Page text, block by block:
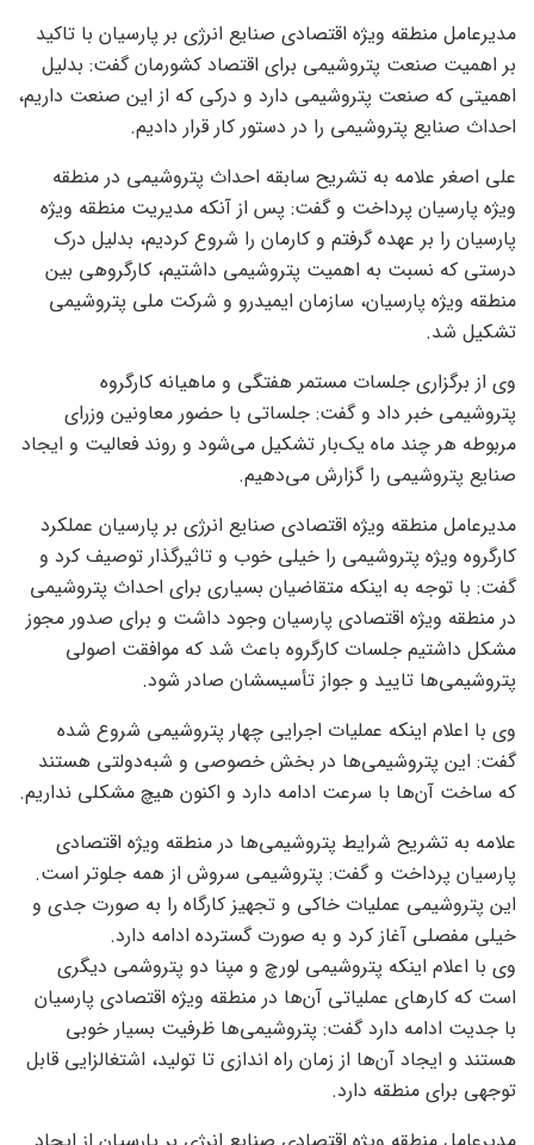
مدیرعامل منطقه ویژه اقتصادی صنایع انرژی بر پارسیان با تاکید
بر اهمیت صنعت پتروشیمی برای اقتصاد کشورمان گفت: بدلیل
اهمیتی که صنعت پتروشیمی دارد و درکی که از این صنعت داریم،
احداث صنایع پتروشیمی را در دستور کار قرار دادیم.
علی اصغر علامه به تشریح سابقه احداث پتروشیمی در منطقه
ویژه پارسیان پرداخت و گفت: پس از آنکه مدیریت منطقه ویژه
پارسیان را بر عهده گرفتم و کارمان را شروع کردیم، بدلیل درک
درستی که نسبت به اهمیت پتروشیمی داشتیم، کارگروهی بین
منطقه ویژه پارسیان، سازمان ایمیدرو و شرکت ملی پتروشیمی
تشکیل شد.
وی از برگزاری جلسات مستمر هفتگی و ماهیانه کارگروه
پتروشیمی خبر داد و گفت: جلساتی با حضور معاونین وزرای
مربوطه هر چند ماه یک‌بار تشکیل می‌شود و روند فعالیت و ایجاد
صنایع پتروشیمی را گزارش می‌دهیم.
مدیرعامل منطقه ویژه اقتصادی صنایع انرژی بر پارسیان عملکرد
کارگروه ویژه پتروشیمی را خیلی خوب و تاثیرگذار توصیف کرد و
گفت: با توجه به اینکه متقاضیان بسیاری برای احداث پتروشیمی
در منطقه ویژه اقتصادی پارسیان وجود داشت و برای صدور مجوز
مشکل داشتیم جلسات کارگروه باعث شد که موافقت اصولی
پتروشیمی‌ها تایید و جواز تأسیسشان صادر شود.
وی با اعلام اینکه عملیات اجرایی چهار پتروشیمی شروع شده
گفت: این پتروشیمی‌ها در بخش خصوصی و شبه‌دولتی هستند
که ساخت آن‌ها با سرعت ادامه دارد و اکنون هیچ مشکلی نداریم.
علامه به تشریح شرایط پتروشیمی‌ها در منطقه ویژه اقتصادی
پارسیان پرداخت و گفت: پتروشیمی سروش از همه جلوتر است.
این پتروشیمی عملیات خاکی و تجهیز کارگاه را به صورت جدی و
خیلی مفصلی آغاز کرد و به صورت گسترده ادامه دارد.
وی با اعلام اینکه پتروشیمی لورچ و مپنا دو پتروشمی دیگری
است که کار‌های عملیاتی آن‌ها در منطقه ویژه اقتصادی پارسیان
با جدیت ادامه دارد گفت: پتروشیمی‌ها ظرفیت بسیار خوبی
هستند و ایجاد آن‌ها از زمان راه اندازی تا تولید، اشتغالزایی قابل
توجهی برای منطقه دارد.